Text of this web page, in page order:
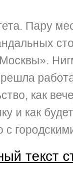
Пару
как
и как
с
текст